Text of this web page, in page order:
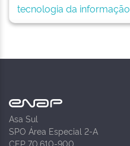
tecnologia da informação
Asa Sul
SPO Área Especial 2-A
CEP 70.610-900